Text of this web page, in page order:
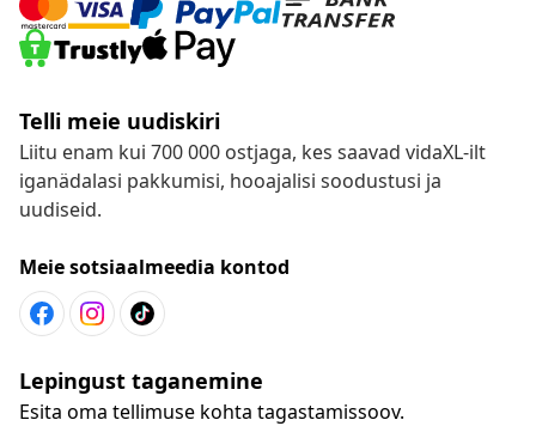
Telli meie uudiskiri
Liitu enam kui 700 000 ostjaga, kes saavad vidaXL-ilt
iganädalasi pakkumisi, hooajalisi soodustusi ja
uudiseid.
Meie sotsiaalmeedia kontod
Lepingust taganemine
Esita oma tellimuse kohta tagastamissoov.